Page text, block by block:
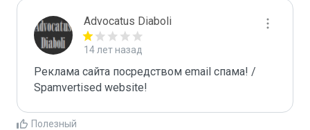
Advocatus Diaboli
14 лет назад
Реклама сайта посредством email спама! /
Spamvertised website!
Полезный